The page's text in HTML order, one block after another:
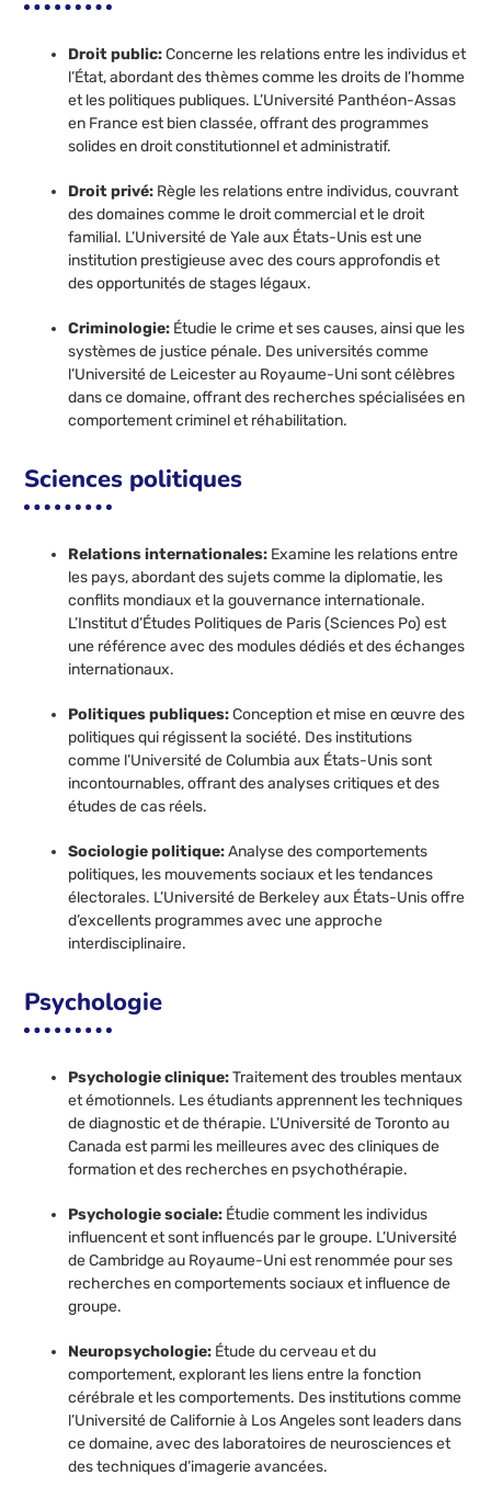
Droit public:Concerne les relations entre les individus et
l’État, abordant des thèmes comme les droits de l’homme
et les politiques publiques. L’Université Panthéon-Assas
en France est bien classée, offrant des programmes
solides en droit constitutionnel et administratif.
Droit privé: Règle les relations entre individus, couvrant
des domaines comme le droit commercial et le droit
familial. L’Université de Yale aux États-Unis est une
institution prestigieuse avec des cours approfondis et
des opportunités de stages légaux.
Criminologie: Étudie le crime et ses causes, ainsi que les
systèmes de justice pénale. Des universités comme
l’Université de Leicester au Royaume-Uni sont célèbres
dans ce domaine, offrant des recherches spécialisées en
comportement criminel et réhabilitation.
Sciences politiques
Relations internationales: Examine les relations entre
les pays, abordant des sujets comme la diplomatie, les
conflits mondiaux et la gouvernance internationale.
L’Institut d’Études Politiques de Paris (Sciences Po) est
une référence avec des modules dédiés et des échanges
internationaux.
Politiques publiques:Conception et mise en œuvre des
politiques qui régissent la société. Des institutions
comme l’Université de Columbia aux États-Unis sont
incontournables, offrant des analyses critiques et des
études de cas réels.
Sociologie politique:Analyse des comportements
politiques, les mouvements sociaux et les tendances
électorales. L’Université de Berkeley aux États-Unis offre
d’excellents programmes avec une approche
interdisciplinaire.
Psychologie
Psychologie clinique:Traitement des troubles mentaux
et émotionnels. Les étudiants apprennent les techniques
de diagnostic et de thérapie. L’Université de Toronto au
Canada est parmi les meilleures avec des cliniques de
formation et des recherches en psychothérapie.
Psychologie sociale: Étudie comment les individus
influencent et sont influencés par le groupe. L’Université
de Cambridge au Royaume-Uni est renommée pour ses
recherches en comportements sociaux et influence de
groupe.
Neuropsychologie: Étude du cerveau et du
comportement, explorant les liens entre la fonction
cérébrale et les comportements. Des institutions comme
l’Université de Californie à Los Angeles sont leaders dans
ce domaine, avec des laboratoires de neurosciences et
des techniques d’imagerie avancées.